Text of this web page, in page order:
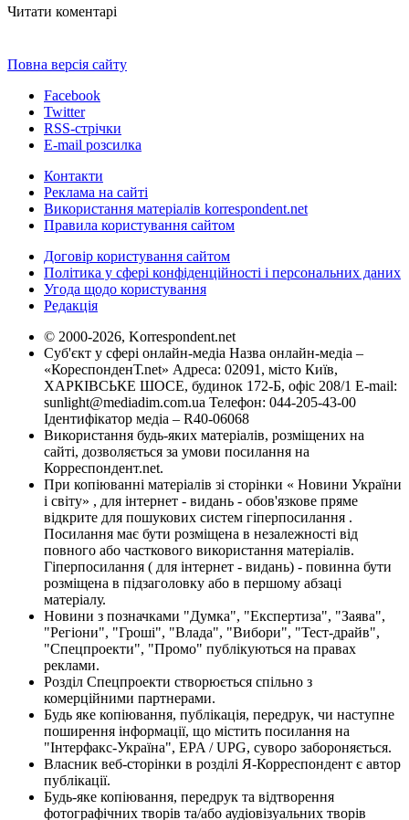
Читати коментарі
Повна версія сайту
Facebook
Twitter
RSS-стрічки
E-mail розсилка
Контакти
Реклама на сайті
Використання матеріалів korrespondent.net
Правила користування сайтом
Договір користування сайтом
Політика у сфері конфіденційності і персональних даних
Угода щодо користування
Редакція
© 2000-2026, Korrespondent.net
Суб'єкт у сфері онлайн-медіа Назва онлайн-медіа –
«КореспонденТ.net» Адреса: 02091, місто Київ,
ХАРКІВСЬКЕ ШОСЕ, будинок 172-Б, офіс 208/1 E-mail:
sunlight@mediadim.com.ua Телефон: 044-205-43-00
Ідентифікатор медіа – R40-06068
Використання будь-яких матеріалів, розміщених на
сайті, дозволяється за умови посилання на
Корреспондент.net.
При копіюванні матеріалів зі сторінки « Новини України
і світу» , для інтернет - видань - обов'язкове пряме
відкрите для пошукових систем гіперпосилання .
Посилання має бути розміщена в незалежності від
повного або часткового використання матеріалів.
Гіперпосилання ( для інтернет - видань) - повинна бути
розміщена в підзаголовку або в першому абзаці
матеріалу.
Новини з позначками "Думка", "Експертиза", "Заява",
"Регіони", "Гроші", "Влада", "Вибори", "Тест-драйв",
"Спецпроекти", "Промо" публікуються на правах
реклами.
Розділ Спецпроекти створюється спільно з
комерційними партнерами.
Будь яке копіювання, публікація, передрук, чи наступне
поширення інформації, що містить посилання на
"Інтерфакс-Україна", EPA / UPG, суворо забороняється.
Власник веб-сторінки в розділі Я-Корреспондент є автор
публікації.
Будь-яке копіювання, передрук та відтворення
фотографічних творів та/або аудіовізуальних творів